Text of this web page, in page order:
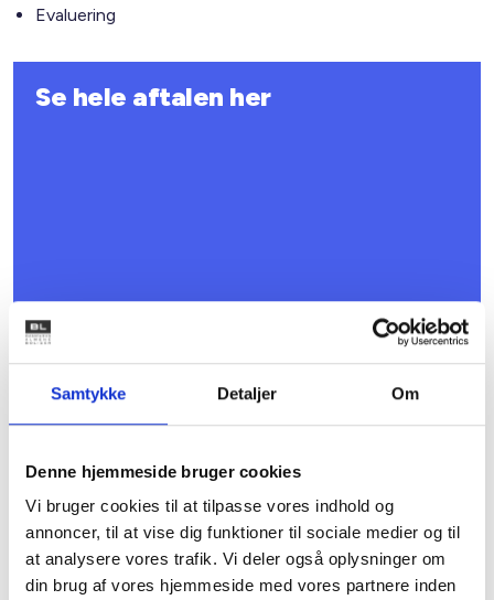
Samtykke Detaljer Om
Denne hjemmeside bruger cookies
Vi bruger cookies til at tilpasse vores indhold og
annoncer, til at vise dig funktioner til sociale medier og til
at analysere vores trafik. Vi deler også oplysninger om
din brug af vores hjemmeside med vores partnere inden
Evaluering
Se hele aftalen her
Kontakt
Susan Fiil
Præstegaard
Juridisk konsulent